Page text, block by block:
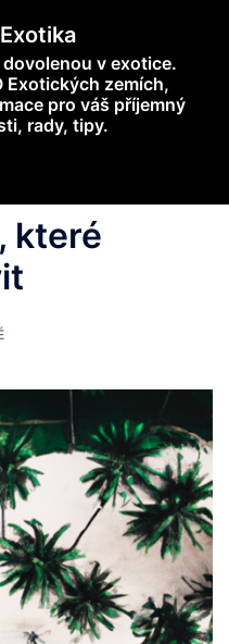
v exotice.
Exotických zemích,
pro váš příjemný
rady, tipy.
které